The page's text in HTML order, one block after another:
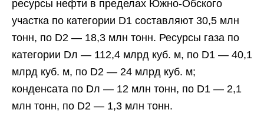
ресурсы нефти в пределах Южно-Обского
участка по категории D1 составляют 30,5 млн
тонн, по D2 — 18,3 млн тонн. Ресурсы газа по
категории Dл — 112,4 млрд куб. м, по D1 — 40,1
млрд куб. м, по D2 — 24 млрд куб. м;
конденсата по Dл — 12 млн тонн, по D1 — 2,1
млн тонн, по D2 — 1,3 млн тонн.